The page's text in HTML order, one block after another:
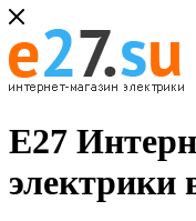
Е27
электрики